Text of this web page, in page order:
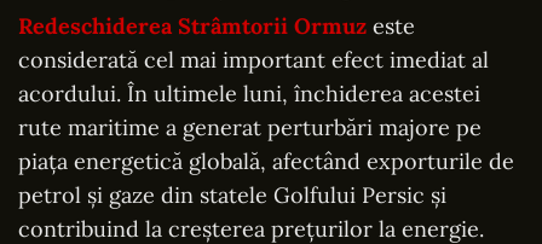
Redeschiderea Strâmtorii Ormuz este
considerată cel mai important efect imediat al
acordului. În ultimele luni, închiderea acestei
rute maritime a generat perturbări majore pe
piața energetică globală, afectând exporturile de
petrol și gaze din statele Golfului Persic și
contribuind la creșterea prețurilor la energie.